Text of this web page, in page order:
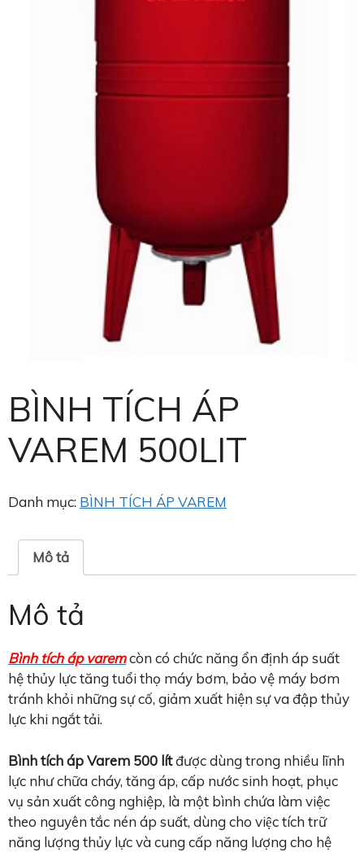
BÌNH TÍCH ÁP
VAREM 500LIT
Danh mục: BÌNH TÍCH ÁP VAREM
Mô tả
Mô tả
Bình tích áp varemcòn có chức năng ổn định áp suất
hệ thủy lực tăng tuổi thọ máy bơm, bảo vệ máy bơm
tránh khỏi những sự cố, giảm xuất hiện sự va đập thủy
lực khi ngắt tải.
Bình tích áp Varem 500 lítđược dùng trong nhiều lĩnh
lực như chữa cháy, tăng áp, cấp nước sinh hoạt, phục
vụ sản xuất công nghiệp, là một bình chứa làm việc
theo nguyên tắc nén áp suất, dùng cho việc tích trữ
năng lượng thủy lực và cung cấp năng lượng cho hệ